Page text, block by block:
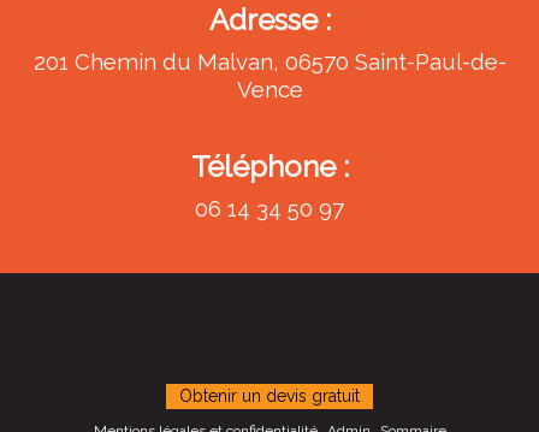
Adresse :
201 Chemin du Malvan, 06570 Saint-Paul-de-
Vence
Téléphone :
06 14 34 50 97
Obtenir un devis gratuit